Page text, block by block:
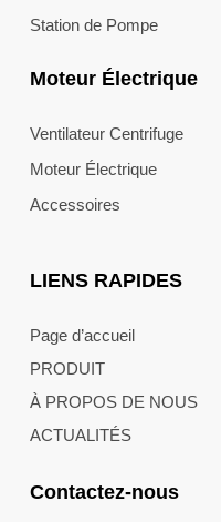
Station de Pompe
Moteur Électrique
Ventilateur Centrifuge
Moteur Électrique
Accessoires
LIENS RAPIDES
Page d’accueil
PRODUIT
À PROPOS DE NOUS
ACTUALITÉS
Contactez-nous